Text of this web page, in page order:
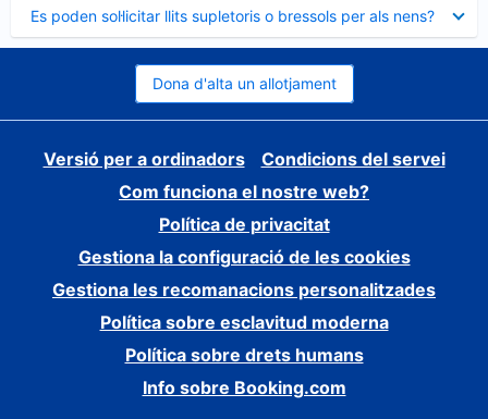
Es poden sol·licitar llits supletoris o bressols per als nens?
tancat
Dona d'alta un allotjament
Versió per a ordinadors
Condicions del servei
Com funciona el nostre web?
Política de privacitat
Gestiona la configuració de les cookies
Gestiona les recomanacions personalitzades
Política sobre esclavitud moderna
Política sobre drets humans
Info sobre Booking.com